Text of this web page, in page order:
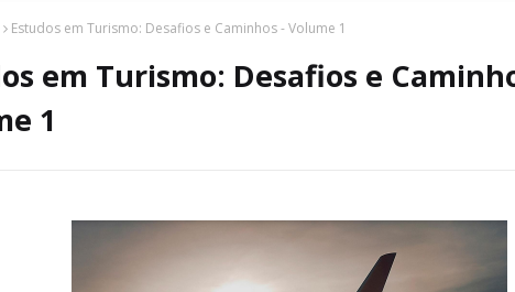
Estudos em Turismo: Desafios e Caminhos - Volume 1
em Turismo: Desafios e
1